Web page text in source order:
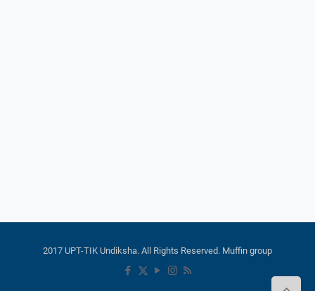
2017 UPT-TIK Undiksha. All Rights Reserved. Muffin group